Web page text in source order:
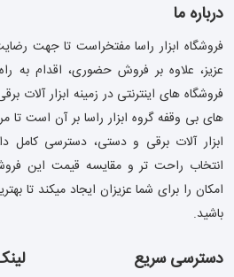
درباره ما
فروشگاه ابزار راسا مفتخراست تا جهت
عزیز، علاوه بر فروش حضوری، اقدام به
فروشگاه های اینترنتی در زمینه ابزار آلات
های بی وقفه گروه ابزار راسا بر آن است تا
ابزار آلات برقی و دستی، دسترسی کامل
انتخاب راحت تر و مقایسه قیمت این
امکان را برای شما عزیزان ایجاد میکند تا
باشید.
دسترسی سریع